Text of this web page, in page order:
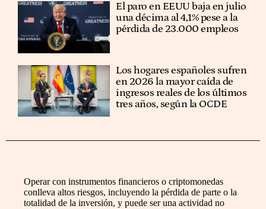
El paro en EEUU baja en julio
una décima al 4,1% pese a la
pérdida de 23.000 empleos
Los hogares españoles sufren
en 2026 la mayor caída de
ingresos reales de los últimos
tres años, según la OCDE
Operar con instrumentos financieros o criptomonedas
conlleva altos riesgos, incluyendo la pérdida de parte o la
totalidad de la inversión, y puede ser una actividad no